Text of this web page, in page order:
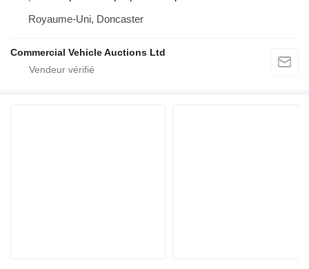
Royaume-Uni, Doncaster
Commercial Vehicle Auctions Ltd